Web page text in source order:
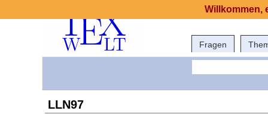
Fragen
LLN97
Willkommen,